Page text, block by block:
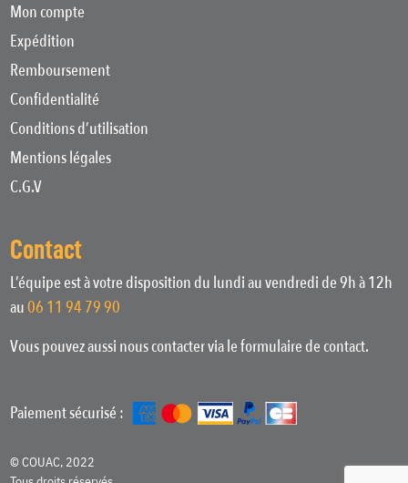
Mon compte
Expédition
Remboursement
Confidentialité
Conditions d’utilisation
Mentions légales
C.G.V
Contact
L’équipe est à votre disposition du lundi au vendredi de 9h à 12h
au06 11 94 79 90
Vous pouvez aussi nous contacter via le formulaire de contact.
Paiement sécurisé :
© COUAC, 2022